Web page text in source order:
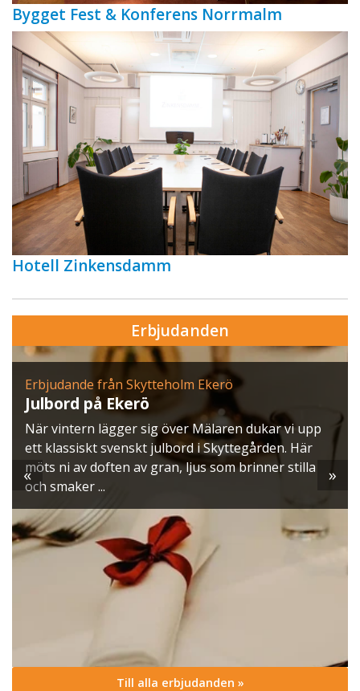
Bygget Fest & Konferens Norrmalm
Hotell Zinkensdamm
Erbjudanden
Erbjudande från Skytteholm Ekerö
Julbord på Ekerö
När vintern lägger sig över Mälaren dukar vi upp
ett klassiskt svenskt julbord i Skyttegården. Här
möts ni av doften av gran, ljus som brinner stilla
och smaker ...
« »
Till alla erbjudanden »